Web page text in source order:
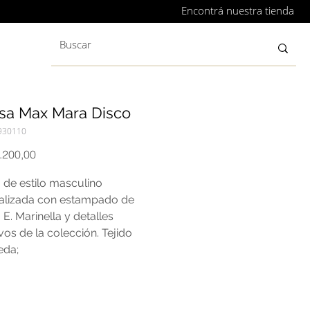
Encontrá nuestra tienda
Max Mara Disco
Precio
de estilo masculino
con estampado de
Marinella y detalles
de la colección. Tejido